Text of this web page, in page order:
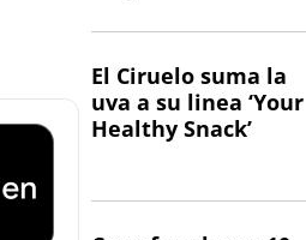
El Ciruelo suma la
uva a su linea ‘Your
Healthy Snack’